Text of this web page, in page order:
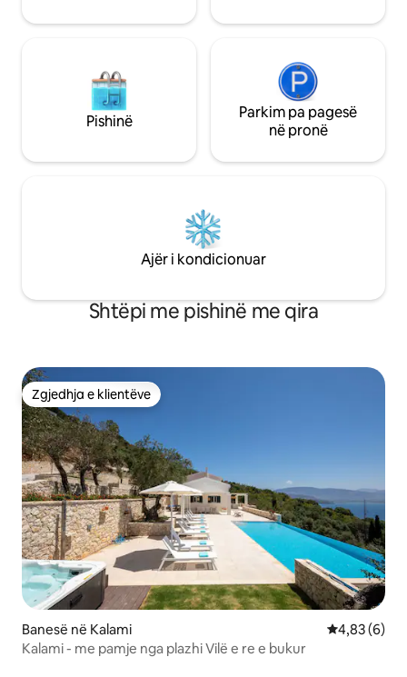
janë të gjitha vetëm disa hapa larg.
Pishinë
Parkim pa pagesë
në pronë
Ajër i kondicionuar
Shtëpi me pishinë me qira
Zgjedhja e klientëve
Zgjedhja e klientëve
Banesë në Kalami Vlerësimi
4,83 (6)
Kalami - me pamje nga plazhi Vilë e re e bukur